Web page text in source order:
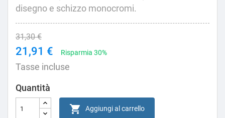
disegno e schizzo monocromi.
31,30 €
21,91 € Risparmia 30%
Tasse incluse
Quantità
 Aggiungi al carrello